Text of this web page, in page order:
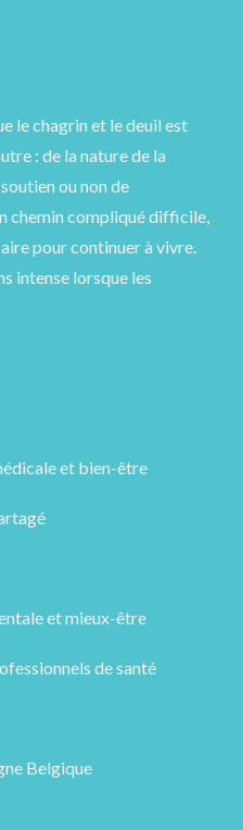
le chagrin et le deuil est
: de la nature de la
ou non de
chemin compliqué difficile,
pour continuer à vivre.
intense lorsque les
et bien-être
et mieux-être
de santé
Belgique